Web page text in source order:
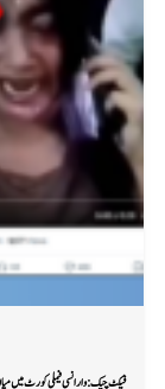
فیکٹ چیک: وارانسی فیملی کورٹ میں